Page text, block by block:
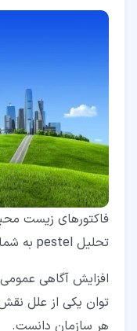
فاکتورهای زیست
تحلیل pestel به شمار می روند.
افزایش آگاهی
توان یکی از علل
هر سازمان دانست.